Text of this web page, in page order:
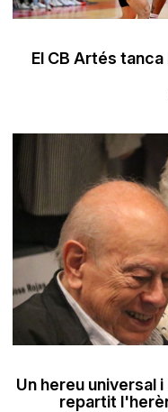
El CB Artés
Un hereu universal
repartit